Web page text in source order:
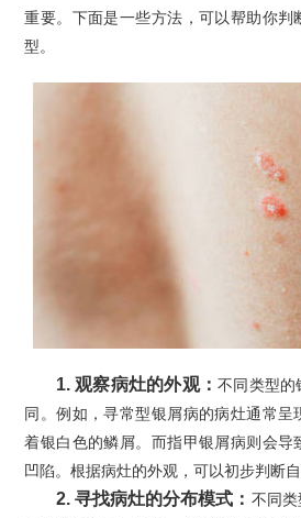
重要。下面是一些方法，可以帮助你判
型。
1. 观察病灶的外观：不同类型的
同。例如，寻常型银屑病的病灶通常呈
着银白色的鳞屑。而指甲银屑病则会导
凹陷。根据病灶的外观，可以初步判断
2. 寻找病灶的分布模式： 不同